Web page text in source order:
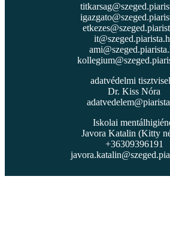
adatvédelmi
Dr. Kiss Nóra
Iskolai
Javora Katalin (Kitty
+36309396191